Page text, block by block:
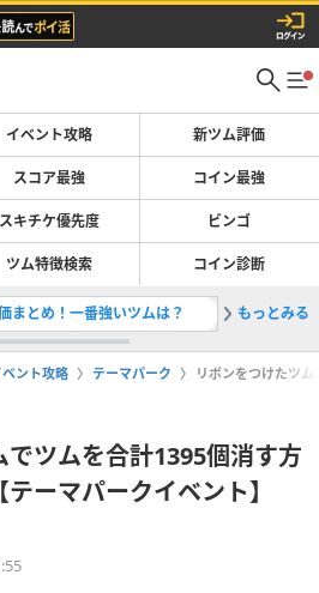
イベント攻略 新ツム評価
スコア最強 コイン最強
スキチケ優先度 ビンゴ
ツム特徴検索 コイン診断
まとめ！一番強いツムは？ 2サマー
もっとみる
ント攻略 テーマパーク リボンをつけたツ
でツムを合計1395個消す方
ーマパークイベント】